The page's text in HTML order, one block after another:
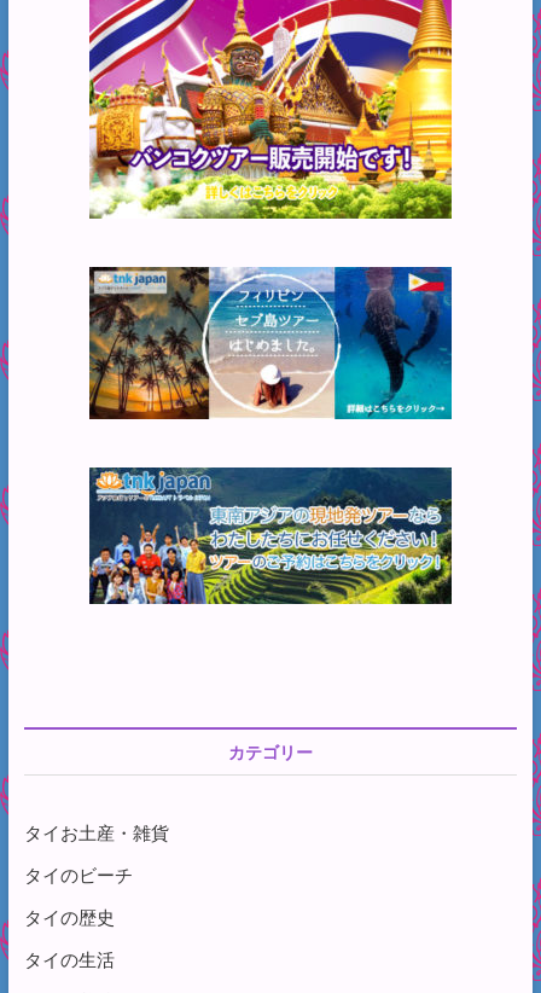
カテゴリー
タイお土産・雑貨
タイのビーチ
タイの歴史
タイの生活